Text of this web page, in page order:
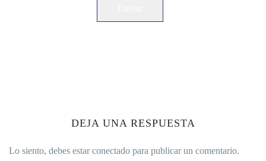
DEJA UNA RESPUESTA
Lo siento, debes estarconectado para publicar un comentario.